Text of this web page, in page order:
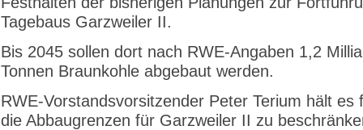
Tagebaus Garzweiler II.
Bis 2045 sollen dort nach RWE-Angaben 1,2
Tonnen Braunkohle abgebaut werden.
RWE-Vorstandsvorsitzender Peter Terium hält es
die Abbaugrenzen für Garzweiler II zu